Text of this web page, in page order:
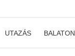
UTAZÁS BALATON